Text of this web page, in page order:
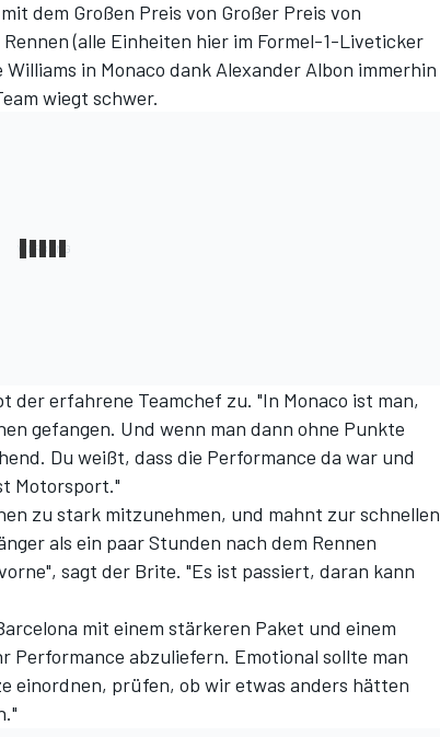
dem Großen Preis von Großer Preis von
(alle Einheiten hier im Formel-1-Liveticker
in Monaco dank Alexander Albon immerhin
wiegt schwer.
der erfahrene Teamchef zu. "In Monaco ist man,
gefangen. Und wenn man dann ohne Punkte
Du weißt, dass die Performance da war und
Motorsport."
zu stark mitzunehmen, und mahnt zur schnellen
als ein paar Stunden nach dem Rennen
sagt der Brite. "Es ist passiert, daran kann
mit einem stärkeren Paket und einem
Performance abzuliefern. Emotional sollte man
einordnen, prüfen, ob wir etwas anders hätten